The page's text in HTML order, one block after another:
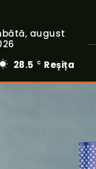
august
28.5
C Reșița